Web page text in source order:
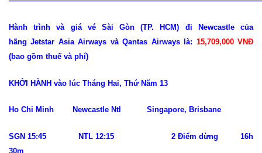
Hành trình và giá vé Sài Gòn (TP. HCM) đi Newcastle của
hãng Jetstar Asia Airways và Qantas Airways là: 15,709,000 VNĐ
(bao gồm thuế và phí)
KHỞI HÀNH vào lúc Tháng Hai, Thứ Năm 13
Ho Chi Minh Newcastle Ntl Singapore, Brisbane
SGN 15:45 NTL 12:15 2 Điểm dừng 16h
30m